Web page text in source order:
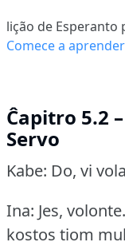
lição de
Comece a
Ĉapitro 5.2
Servo
Kabe: Do, vi
Ina: Jes, volonte.
kostos tiom